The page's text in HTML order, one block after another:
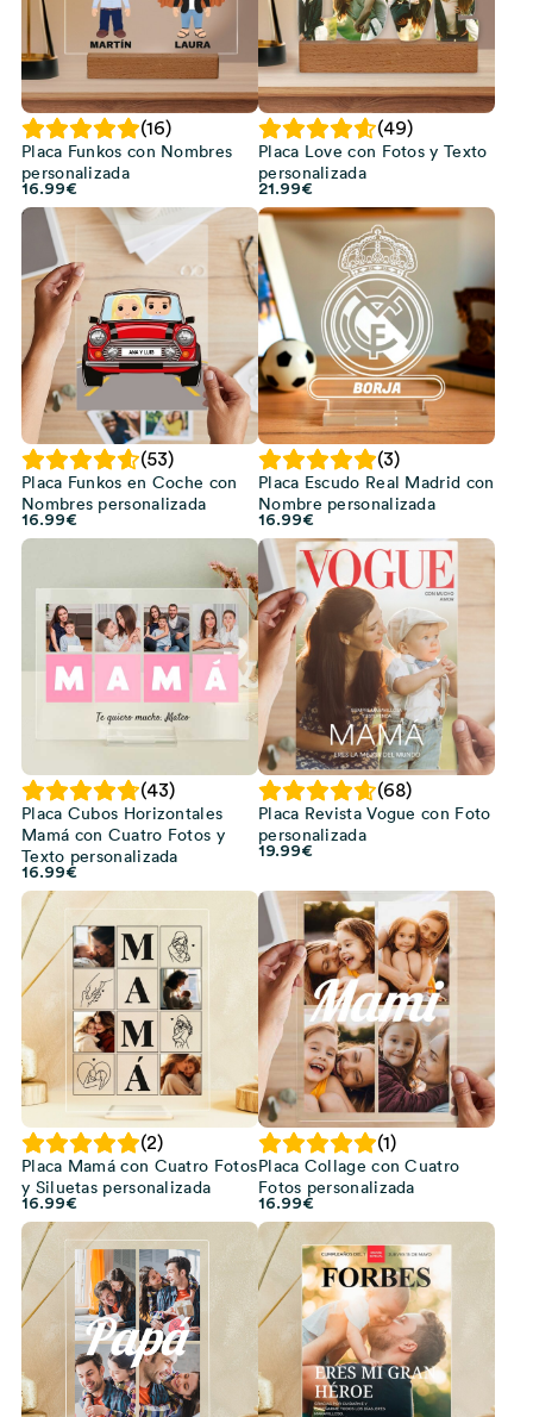
(16)
Placa Funkos con Nombres
personalizada
16.99€
(49)
Placa Love con Fotos y Texto
personalizada
21.99€
(53)
Placa Funkos en Coche con
Nombres personalizada
16.99€
(3)
Placa Escudo Real Madrid con
Nombre personalizada
16.99€
(43)
Placa Cubos Horizontales
Mamá con Cuatro Fotos y
Texto personalizada
16.99€
(68)
Placa Revista Vogue con Foto
personalizada
19.99€
(2)
Placa Mamá con Cuatro Fotos
y Siluetas personalizada
16.99€
(1)
Placa Collage con Cuatro
Fotos personalizada
16.99€